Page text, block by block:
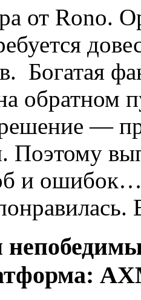
от Rono.
Богатая
обратном
—
Поэтому
и